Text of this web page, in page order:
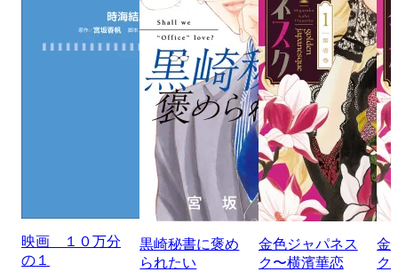
映画 １０万分
の１
黒崎秘書に褒め
られたい
金色ジャパネス
ク〜横濱華恋
金
ク